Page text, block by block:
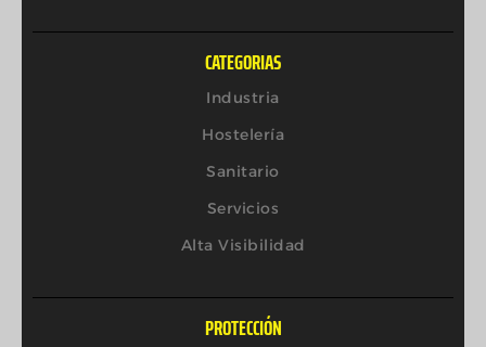
CATEGORIAS
Industria
Hostelería
Sanitario
Servicios
Alta Visibilidad
PROTECCIÓN